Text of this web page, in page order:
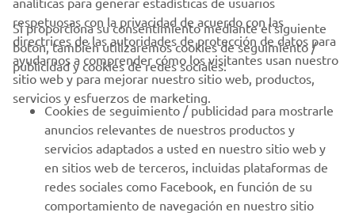
BOLETÍN DE NOTICIAS
Sé el primero en enterarte de las últimas ofertas, eventos
especiales, novedades
SUSCRÍBETE
Lea nuestra Política de Privacidad para saber cómo procesamos
sus datos personales: Política de Privacidad
respetuosas con la privacidad de acuerdo con las
directrices de las autoridades de protección de datos para
ayudarnos a comprender cómo los visitantes usan nuestro
sitio web y para mejorar nuestro sitio web, productos,
servicios y esfuerzos de marketing.
Si proporciona su consentimiento mediante el siguiente
botón, también utilizaremos cookies de seguimiento /
publicidad y cookies de redes sociales:
Cookies de seguimiento / publicidad para mostrarle
anuncios relevantes de nuestros productos y
servicios adaptados a usted en nuestro sitio web y
en sitios web de terceros, incluidas plataformas de
redes sociales como Facebook, en función de su
comportamiento de navegación en nuestro sitio